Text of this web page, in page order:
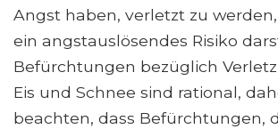
Angst haben, verletzt zu
ein angstauslösendes Risiko
Befürchtungen bezüglich
Eis und Schnee sind rational,
beachten, dass Befürchtungen,